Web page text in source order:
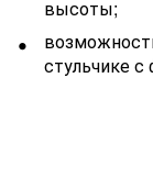
высоты;
стульчике